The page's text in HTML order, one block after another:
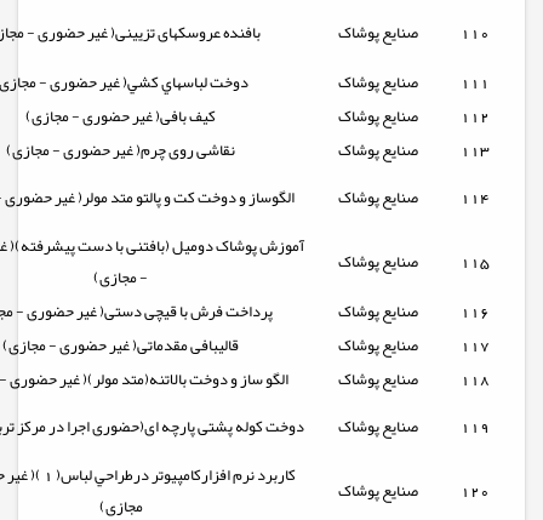
110
صنایع پوشاک
بافنده عروسکهای تزیینی( غیر حضوری -
111
صنایع پوشاک
دوخت لباسهاي کشي( غیر حضوری -
112
صنایع پوشاک
کیف بافی( غیر حضوری - مجازی)
113
صنایع پوشاک
نقاشی روی چرم( غیر حضوری - مجازی)
114
صنایع پوشاک الگوساز و دوخت كت و پالتو متد مولر( غیر
115 صنایع پوشاک
آموزش پوشاک دومیل (بافتنی با دست پیشرفته)(
- مجازی)
116
صنایع پوشاک
پرداخت فرش با قیچی دستی( غیر حضوری -
117
صنایع پوشاک
قالیبافی مقدماتی( غیر حضوری - مجازی)
118
صنایع پوشاک
الگو ساز و دوخت بالاتنه(متد مولر)( غیر
119
صنایع پوشاک دوخت کوله پشتی پارچه ای(حضوری اجرا در مرکز
120 صنایع پوشاک
كاربرد نرم
مجازی)